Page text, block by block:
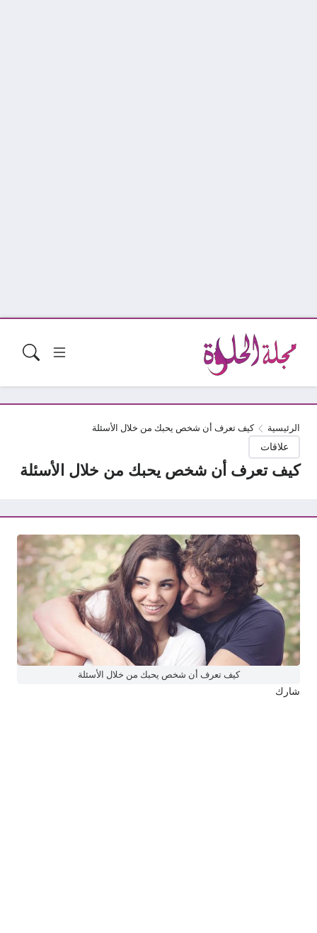
الرئيسية كيف تعرف أن شخص يحبك من خلال الأسئلة
علاقات
كيف تعرف أن شخص يحبك من خلال الأسئلة
كيف تعرف أن شخص يحبك من خلال الأسئلة
شارك